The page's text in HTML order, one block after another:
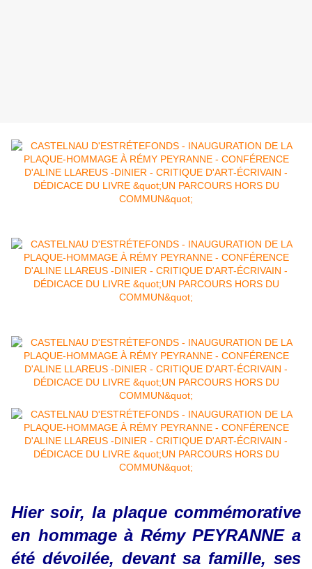
Hier soir, la plaque commémorative
en hommage à Rémy PEYRANNE a
été dévoilée, devant sa famille, ses